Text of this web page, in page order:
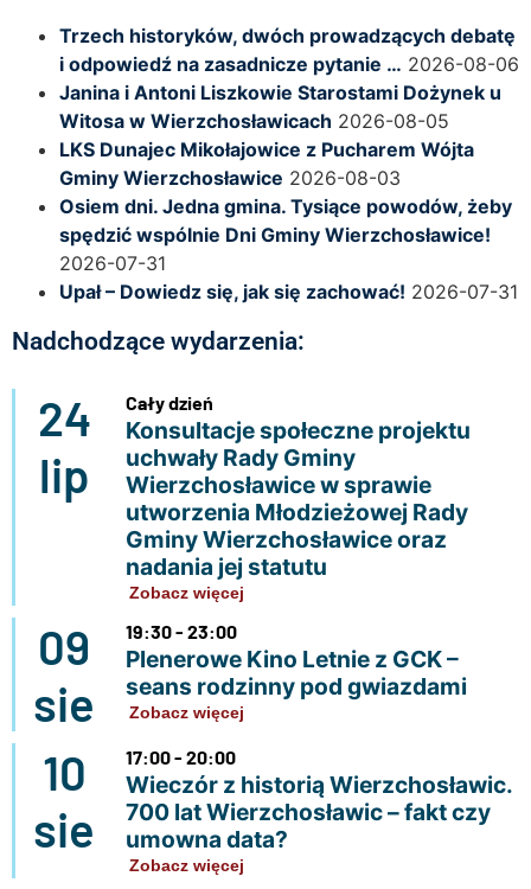
Trzech historyków, dwóch prowadzących debatę
i odpowiedź na zasadnicze pytanie … 2026-08-06
Janina i Antoni Liszkowie Starostami Dożynek u
Witosa w Wierzchosławicach 2026-08-05
LKS Dunajec Mikołajowice z Pucharem Wójta
Gminy Wierzchosławice 2026-08-03
Osiem dni. Jedna gmina. Tysiące powodów, żeby
spędzić wspólnie Dni Gminy Wierzchosławice!
2026-07-31
Upał – Dowiedz się, jak się zachować! 2026-07-31
Nadchodzące wydarzenia:
24
lip
Cały dzień
Konsultacje społeczne projektu
uchwały Rady Gminy
Wierzchosławice w sprawie
utworzenia Młodzieżowej Rady
Gminy Wierzchosławice oraz
nadania jej statutu
Zobacz więcej
09
sie
19:30 - 23:00
Plenerowe Kino Letnie z GCK –
seans rodzinny pod gwiazdami
Zobacz więcej
10
sie
17:00 - 20:00
Wieczór z historią Wierzchosławic.
700 lat Wierzchosławic – fakt czy
umowna data?
Zobacz więcej